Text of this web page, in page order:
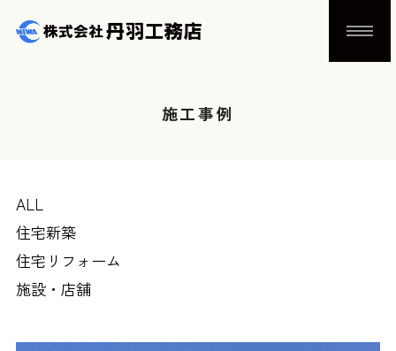
施工事例
ALL
住宅新築
住宅リフォーム
施設・店舗